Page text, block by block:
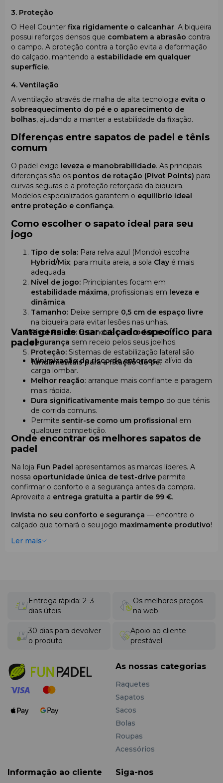
3. Proteção
O Heel Counter fixa rigidamente o calcanhar. A biqueira
possui reforços densos que combatem a abrasão contra
o campo. A proteção contra a torção evita a deformação
do calçado, mantendo a estabilidade em qualquer
superfície.
4. Ventilação
A ventilação através de malha de alta tecnologia evita o
sobreaquecimento do pé e o aparecimento de
bolhas, ajudando a manter a estabilidade da fixação.
Diferenças entre sapatos de padel e tênis
comum
O padel exige leveza e manobrabilidade. As principais
diferenças são os pontos de rotação (Pivot Points) para
curvas seguras e a proteção reforçada da biqueira.
Modelos especializados garantem o equilíbrio ideal
entre proteção e confiança.
Como escolher o sapato ideal para seu
jogo
Tipo de sola: Para relva azul (Mondo) escolha
Hybrid/Mix; para muita areia, a sola Clay é mais
adequada.
Nível de jogo: Principiantes focam em
estabilidade máxima, profissionais em leveza e
dinâmica.
Tamanho: Deixe sempre 0,5 cm de espaço livre
na biqueira para evitar lesões nas unhas.
Pivot Points: Essenciais para rodar com
segurança sem receio pelos seus joelhos.
Proteção: Sistemas de estabilização lateral são
fundamentais para a fixação do pé.
Vantagens de usar calçado específico para
padel
Minimização do risco de entorsese alívio da
carga lombar.
Melhor reação: arranque mais confiante e paragem
mais rápida.
Dura significativamente mais tempo do que ténis
de corrida comuns.
Permite sentir-se como um profissional em
qualquer competição.
Onde encontrar os melhores sapatos de
padel
Na loja Fun Padel apresentamos as marcas líderes. A
nossa oportunidade única de test-drive permite
confirmar o conforto e a segurança antes da compra.
Aproveite a entrega gratuita a partir de 99 €.
Invista no seu conforto e segurança — encontre o
calçado que tornará o seu jogo maximamente produtivo!
Ler mais
Entrega rápida: 2–3
dias úteis
Os melhores preços
na web
30 dias para devolver
o produto
Apoio ao cliente
prestável
As nossas categorias
Raquetes
Sapatos
Sacos
Bolas
Roupas
Acessórios
Informação ao cliente Siga-nos